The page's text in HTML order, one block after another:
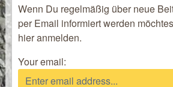
Wenn Du regelmäßig über neue
per Email informiert werden
hier anmelden.
Your email: